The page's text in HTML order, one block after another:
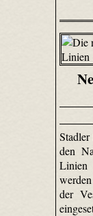
den
der